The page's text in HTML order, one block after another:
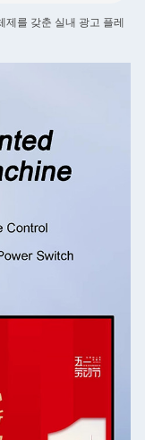
를 갖춘 실내 광고 플레